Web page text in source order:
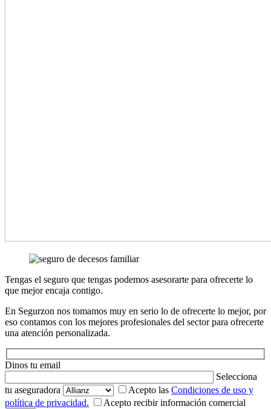
Tengas el seguro que tengas podemos asesorarte para ofrecerte lo
que mejor encaja contigo.
En Segurzon nos tomamos muy en serio lo de ofrecerte lo mejor, por
eso contamos con los mejores profesionales del sector para ofrecerte
una atención personalizada.
Dinos tu email
Selecciona
tu aseguradora
Acepto las Condiciones de uso y
política de privacidad.
Acepto recibir información comercial